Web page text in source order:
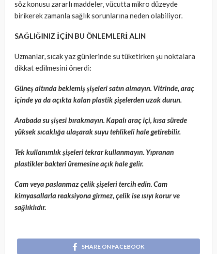
söz konusu zararlı maddeler, vücutta mikro düzeyde
birikerek zamanla sağlık sorunlarına neden olabiliyor.
SAĞLIĞINIZ İÇİN BU ÖNLEMLERİ ALIN
Uzmanlar, sıcak yaz günlerinde su tüketirken şu noktalara
dikkat edilmesini önerdi:
Güneş altında beklemiş şişeleri satın almayın. Vitrinde, araç
içinde ya da açıkta kalan plastik şişelerden uzak durun.
Arabada su şişesi bırakmayın. Kapalı araç içi, kısa sürede
yüksek sıcaklığa ulaşarak suyu tehlikeli hale getirebilir.
Tek kullanımlık şişeleri tekrar kullanmayın. Yıpranan
plastikler bakteri üremesine açık hale gelir.
Cam veya paslanmaz çelik şişeleri tercih edin. Cam
kimyasallarla reaksiyona girmez, çelik ise ısıyı korur ve
sağlıklıdır.
SHARE ON FACEBOOK